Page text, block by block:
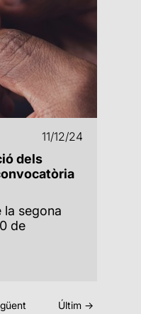
11/12/24
dels
la segona
de
Últim →